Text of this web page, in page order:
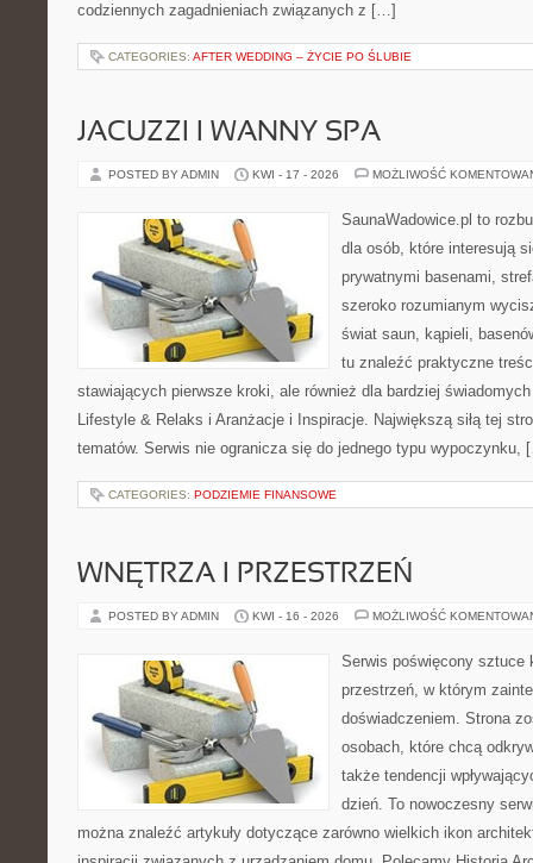
codziennych zagadnieniach związanych z […]
CATEGORIES: AFTER WEDDING – ŻYCIE PO ŚLUBIE
JACUZZI I WANNY SPA
POSTED BY ADMIN KWI - 17 - 2026 MOŻLIWOŚĆ
SaunaWadowice.pl to
dla osób, które interesują
prywatnymi basenami,
szeroko rozumianym
świat saun, kąpieli,
tu znaleźć praktyczne
stawiających pierwsze kroki, ale również dla bardziej
Lifestyle & Relaks i Aranżacje i Inspiracje. Największą siłą tej
tematów. Serwis nie ogranicza się do jednego typu wypoczynku,
CATEGORIES: PODZIEMIE FINANSOWE
WNĘTRZA I PRZESTRZEŃ
POSTED BY ADMIN KWI - 16 - 2026 MOŻLIWOŚĆ
Serwis poświęcony sztuce
przestrzeń, w którym
doświadczeniem. Strona
osobach, które chcą
także tendencji
dzień. To nowoczesny
można znaleźć artykuły dotyczące zarówno wielkich ikon